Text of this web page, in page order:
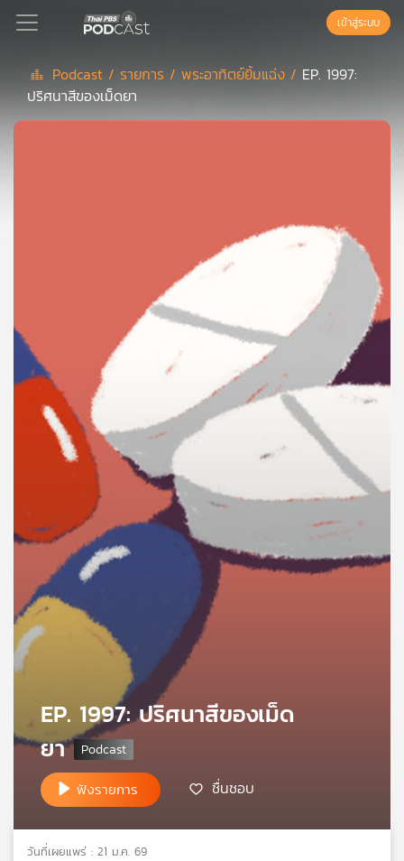
Podcast
ย์
สต์
ของ
บทความ
ข่าว
และ
กิจกรรม
เกี่ยว
กับ
เครือ
ข่าย
เข้าสู่ระบบ
Podcast / รายการ /พระอาทิตย์ยิ้มแฉ่ง / EP. 1997:
ปริศนาสีของเม็ดยา
EP. 1997: ปริศนาสีของเม็ด
ยา
ฟังรายการ ชื่นชอบ
วันที่เผยแพร่ : 21 ม.ค. 69